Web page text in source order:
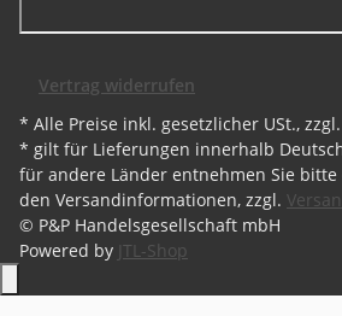
Vertrag widerrufen
* Alle Preise inkl. gesetzlicher USt., zzgl.
* gilt für Lieferungen innerhalb
für andere Länder entnehmen Sie
den Versandinformationen, zzgl.
© P&P Handelsgesellschaft mbH
Powered by JTL-Shop